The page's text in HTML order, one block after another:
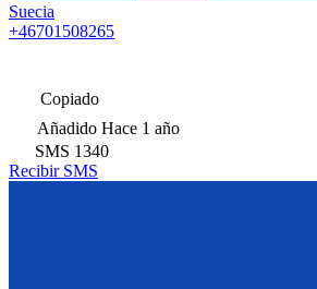
Suecia
+46701508265
Copiado
Añadido Hace 1 año
SMS 1340
Recibir SMS